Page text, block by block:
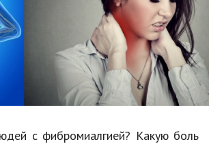
с фибромиалгией? Какую боль